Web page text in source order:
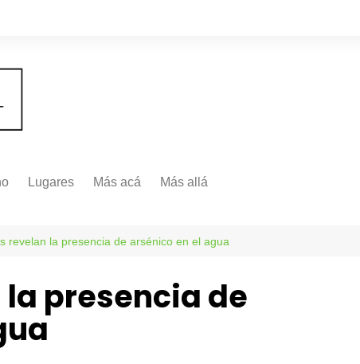
Lugares Más acá Más allá
Internacionales
revelan la presencia de arsénico en el agua
presencia de